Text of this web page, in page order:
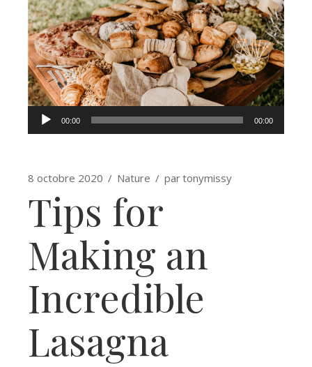
Lecteur
audio
00:00 00:00
8 octobre 2020 Nature partonymissy
Tips for
Making an
Incredible
Lasagna